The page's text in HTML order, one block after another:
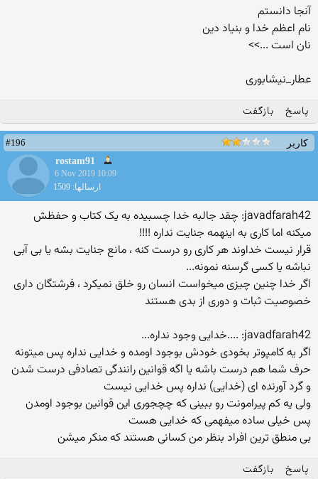
آنجا دانستم
نام اعظم خدا و بنیاد دین
نان است ...>>
عطار_نیشابوری
پاسخ بازگفت
کاربر
#196
rostam91
6 Nov 2019 10:09
ارسالها: 1509
javadfarah42: چقد جالبه خدا چسبیده به یک کتاب و حفظش
میکنه اما کاری به اینهمه جنایت نداره !!!!
قرار نیست خداوند هر کاری رو درست کنه ، مانع جنایت بشه یا بی آبی
نباشه یا کسی گرسنه نمونه...
اگر خدا چنین چیزی میخواست انسان رو خلق نمیکرد ، فرشتگان داری
خصوصیت ثبات و دوری از بدی هستند
javadfarah42: ....خدایی وجود نداره...
اگر یه کامپوتر بخودی خودش بوجود اومده و خدایی نداره پس میتونه
حرف شما هم درست باشه یا اگه قوانین رانندگی تصادفی درست شدن
و گرد آورنده ای (خدایی) نداره پس خدایی نیست
ولی یه کم پیرامونت رو ببینی که چچجوری این قوانین بوجود اومدن
پس خیلی ساده میفهمی که خدایی هست
بی منطق ترین افراد بنظر من کسانی هستند که منکر میشن
پاسخ بازگفت